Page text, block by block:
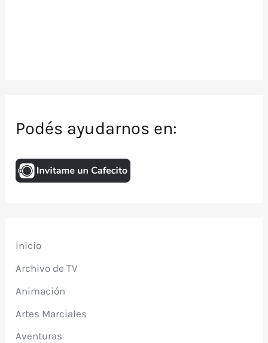
Podés ayudarnos en:
Inicio
Archivo de TV
Animación
Artes Marciales
Aventuras